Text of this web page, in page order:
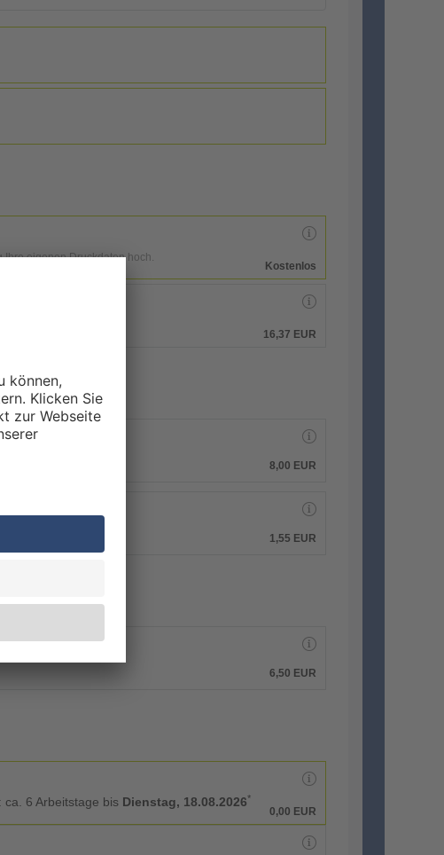
eigenen Druckdaten hoch.
Kostenlos
16,37 EUR
8,00 EUR
1,55 EUR
6,50 EUR
ca. 6 Arbeitstage bis Dienstag, 18.08.2026*
0,00 EUR